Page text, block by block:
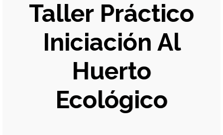
Taller Práctico
Iniciación Al
Huerto
Ecológico